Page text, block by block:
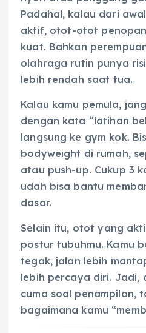
Padahal, kalau dari
aktif, otot-otot
kuat. Bahkan
olahraga rutin punya
lebih rendah saat tua.
Kalau kamu pemula,
dengan kata “latihan
langsung ke gym kok.
bodyweight di rumah,
atau push-up. Cukup 3
udah bisa bantu
dasar.
Selain itu, otot yang
postur tubuhmu. Kamu
tegak, jalan lebih
lebih percaya diri. Jadi,
cuma soal penampilan,
bagaimana kamu